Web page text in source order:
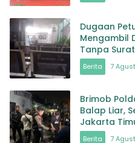
Dugaan
Mengambil
Tanpa
Berita 7
Brimob
Balap Liar,
Jakarta
Berita 7